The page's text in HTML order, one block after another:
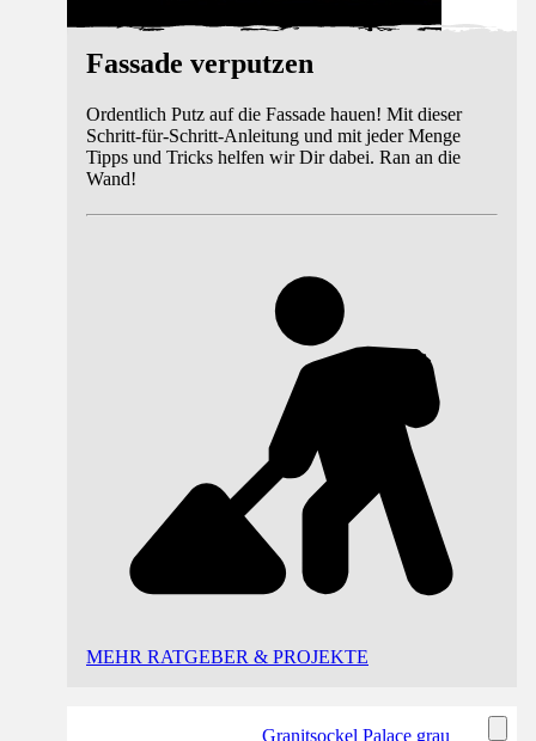
Fassade verputzen
Ordentlich Putz auf die Fassade hauen! Mit dieser
Schritt-für-Schritt-Anleitung und mit jeder Menge
Tipps und Tricks helfen wir Dir dabei. Ran an die
Wand!
MEHR RATGEBER & PROJEKTE
Granitsockel Palace grau